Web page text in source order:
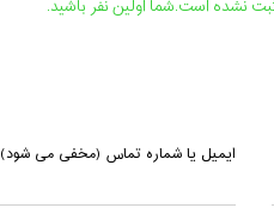
نشده است.شما اولین نفر باشید.
ایمیل یا شماره تماس (مخفی می شود)